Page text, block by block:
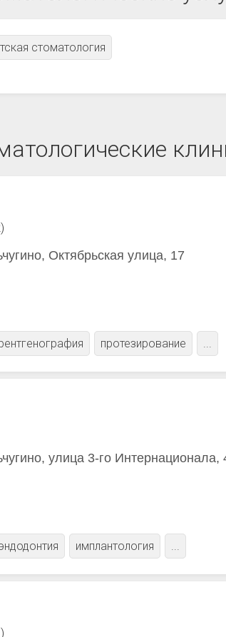
стоматология
Октябрьская улица, 17
протезирование ...
улица 3-го Интернационала,
имплантология ...